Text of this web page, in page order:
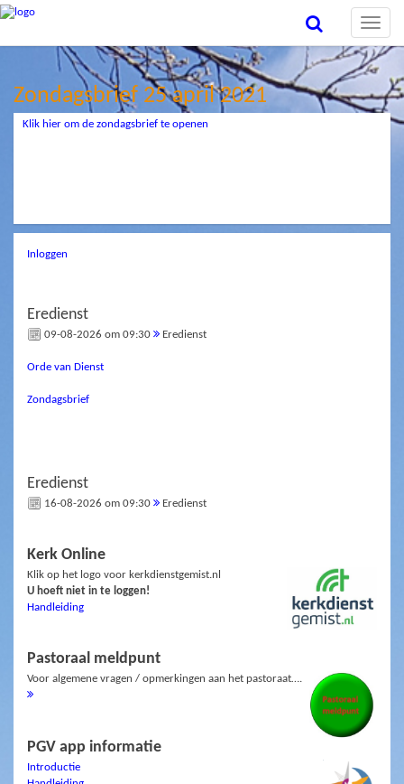
Toggle
Zondagsbrief 25 april 2021
Klik hier om de zondagsbrief te openen
Inloggen
Eredienst
09-08-2026 om 09:30 Eredienst
Orde van Dienst
Zondagsbrief
Eredienst
16-08-2026 om 09:30 Eredienst
Kerk Online
Klik op het logo voor kerkdienstgemist.nl
U hoeft niet in te loggen!
Handleiding
Pastoraal meldpunt
Voor algemene vragen / opmerkingen aan het pastoraat….
PGV app informatie
Introductie